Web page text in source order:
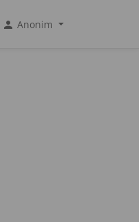
person Anonim